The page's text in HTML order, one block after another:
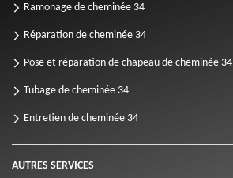
Ramonage de cheminée 34
Réparation de cheminée 34
Pose et réparation de chapeau de cheminée 34
Tubage de cheminée 34
Entretien de cheminée 34
AUTRES SERVICES